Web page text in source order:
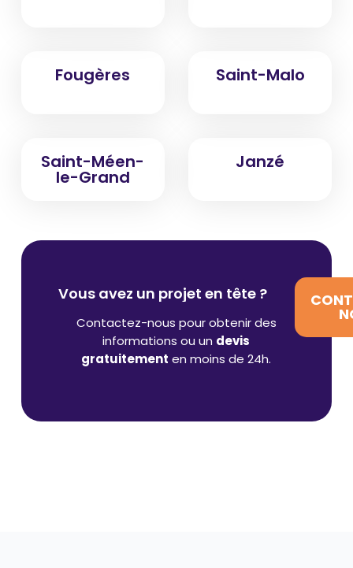
Fougères Saint-Malo
Saint-Méen-
le-Grand
Janzé
Vous avez un projet en tête ?
Contactez-nous pour obtenir des
informations ou un devis
gratuitement en moins de 24h.